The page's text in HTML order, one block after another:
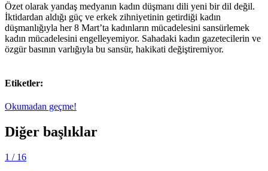
Özet olarak yandaş medyanın kadın düşmanı dili yeni bir dil değil.
İktidardan aldığı güç ve erkek zihniyetinin getirdiği kadın
düşmanlığıyla her 8 Mart’ta kadınların mücadelesini sansürlemek
kadın mücadelesini engelleyemiyor. Sahadaki kadın gazetecilerin ve
özgür basının varlığıyla bu sansür, hakikati değiştiremiyor.
Etiketler:
Okumadan geçme!
Diğer başlıklar
1 / 16